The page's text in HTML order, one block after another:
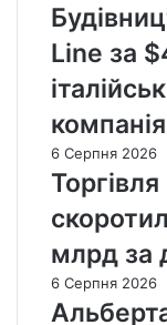
в
а
й
ж
е
$
8
0
з
о
д
и
н
а
о
д
н
і
а
с
ж
и
р
д
в
и
щ
т
ь
т
р
и
с
и
Line за
6 Серпня 2026
млрд за
6 Серпня 2026